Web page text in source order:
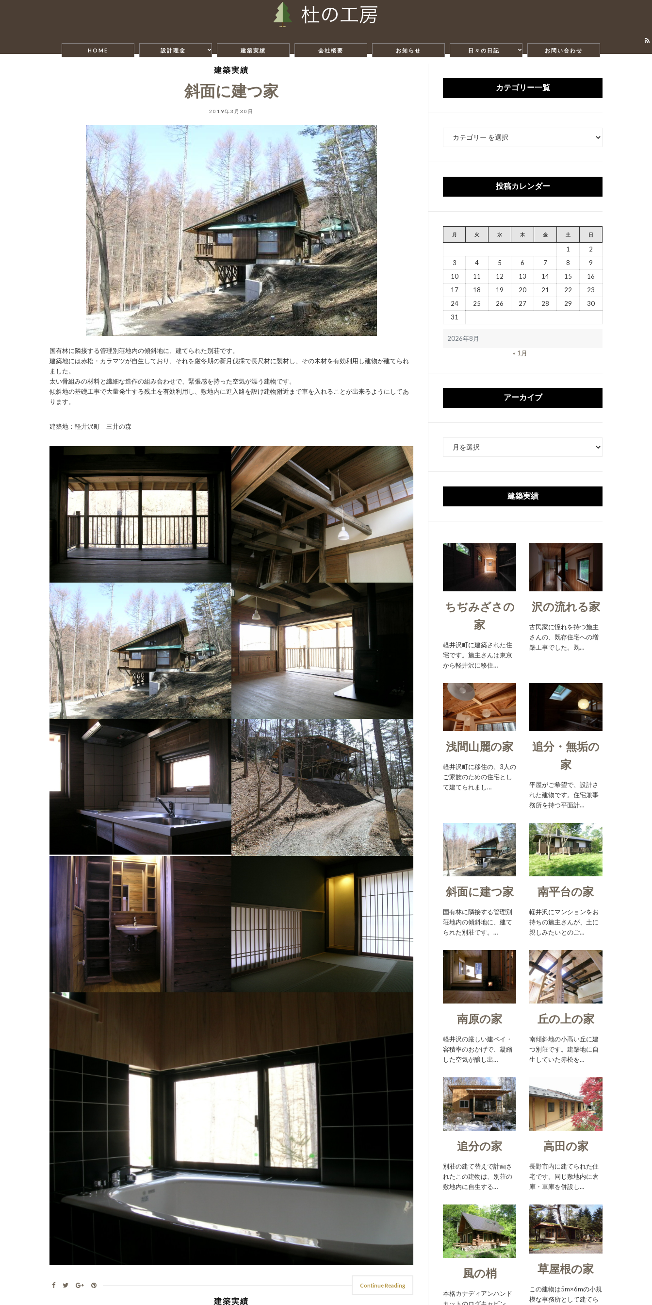
HOME 設計理念 建築実績 会社概要 お知らせ 日々の日記 お問い合わせ
建築実績
斜面に建つ家
2019年3月30日
国有林に隣接する管理別荘地内の傾斜地に、建てられた別荘です。
建築地には赤松・カラマツが自生しており、それを厳冬期の新月伐採で長尺材に製材し、その木材を有効利用し建物が建てられ
ました。
太い骨組みの材料と繊細な造作の組み合わせで、緊張感を持った空気が漂う建物です。
傾斜地の基礎工事で大量発生する残土を有効利用し、敷地内に進入路を設け建物附近まで車を入れることが出来るようにしてあ
ります。
建築地：軽井沢町 三井の森
Continue Reading
建築実績
カテゴリー一覧
投稿カレンダー
2026年8月
月 火 水 木 金 土 日
1
2
3
4 5 6 7 8
9
10
11 12 13 14 15
16
17
18 19 20 21 22
23
24
25 26 27 28 29
30
31
« 1月
アーカイブ
建築実績
ちぢみざさの
家
軽井沢町に建築された住
宅です。施主さんは東京
から軽井沢に移住…
沢の流れる家
古民家に憧れを持つ施主
さんの、既存住宅への増
築工事でした。既…
浅間山麗の家
軽井沢町に移住の、3人の
ご家族のための住宅とし
て建てられまし…
追分・無垢の
家
平屋がご希望で、設計さ
れた建物です。住宅兼事
務所を持つ平面計…
斜面に建つ家
国有林に隣接する管理別
荘地内の傾斜地に、建て
られた別荘です。…
南平台の家
軽井沢にマンションをお
持ちの施主さんが、土に
親しみたいとのご…
南原の家
軽井沢の厳しい建ペイ・
容積率のおかげで、凝縮
した空気が醸し出…
丘の上の家
南傾斜地の小高い丘に建
つ別荘です。建築地に自
生していた赤松を…
追分の家
別荘の建て替えで計画さ
れたこの建物は、別荘の
敷地内に自生する…
高田の家
長野市内に建てられた住
宅です。同じ敷地内に倉
庫・車庫を併設し…
風の梢
本格カナディアンハンド
カットのログキャビン。
草屋根の家
この建物は5m×6mの小規
模な事務所として建てら